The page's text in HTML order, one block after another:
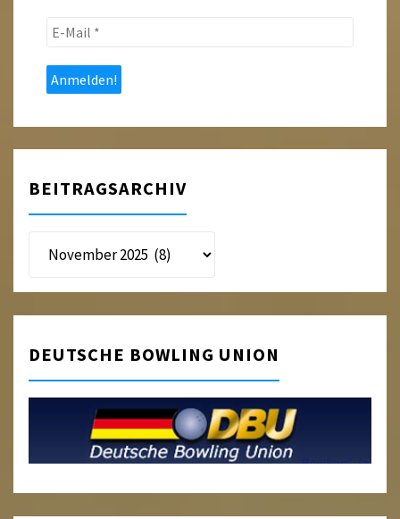
E-
*
BEITRAGSARCHIV
Beitragsarchiv
DEUTSCHE BOWLING UNION